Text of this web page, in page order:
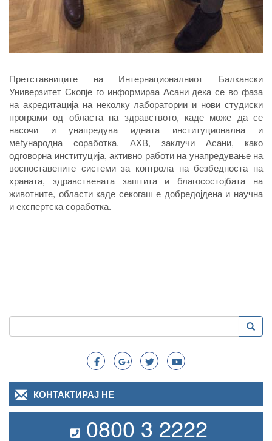
Претставниците на Интернационалниот Балкански
Универзитет Скопје го информираа Асани дека се во фаза
на акредитација на неколку лаборатории и нови студиски
програми од областа на здравството, каде може да се
насочи и унапредува идната институционална и
меѓународна соработка. АХВ, заклучи Асани, како
одговорна институција, активно работи на унапредување на
воспоставените системи за контрола на безбедноста на
храната, здравствената заштита и благосостојбата на
животните, области каде секогаш е добредојдена и научна
и експертска соработка.
Search
Пребарување
КОНТАКТИРАЈ НЕ
0800 3 2222